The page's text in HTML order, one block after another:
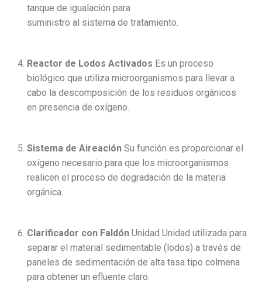
tanque de igualación para
suministro al sistema de tratamiento.
Reactor de Lodos Activados Es un proceso
biológico que utiliza microorganismos para llevar a
cabo la descomposición de los residuos orgánicos
en presencia de oxígeno.
Sistema de AireaciónSu función es proporcionar el
oxígeno necesario para que los microorganismos
realicen el proceso de degradación de la materia
orgánica.
Clarificador con FaldónUnidad Unidad utilizada para
separar el material sedimentable (lodos) a través de
paneles de sedimentación de alta tasa tipo colmena
para obtener un efluente claro.